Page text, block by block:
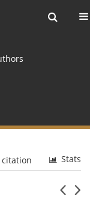
Stats
citation